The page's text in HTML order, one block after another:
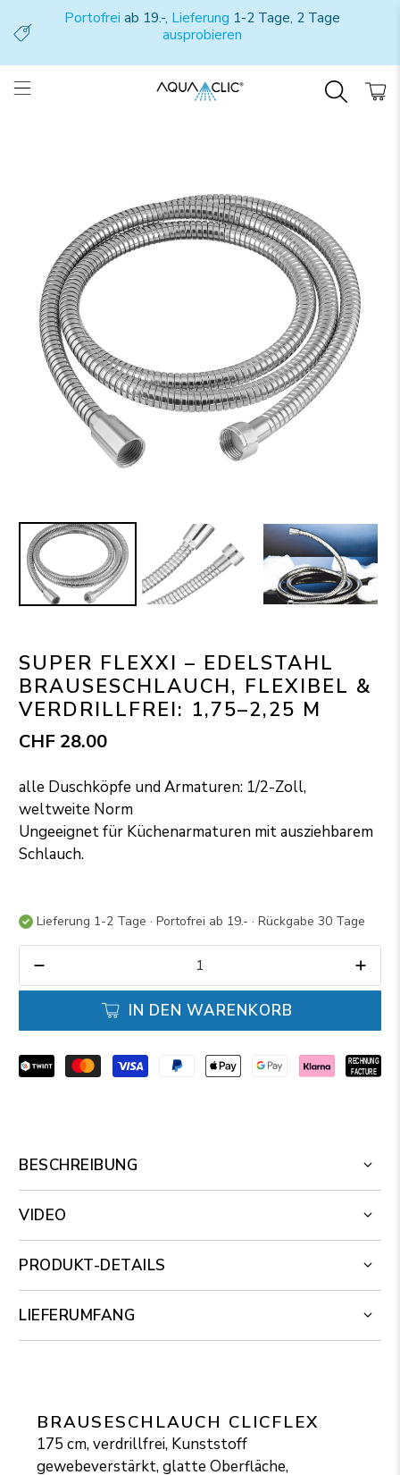
Portofrei ab 19.-, Lieferung 1-2 Tage, 2 Tage
ausprobieren
SUPER FLEXXI – EDELSTAHL
BRAUSESCHLAUCH, FLEXIBEL &
VERDRILLFREI: 1,75–2,25 M
CHF 28.00
alle Duschköpfe und Armaturen: 1/2-Zoll,
weltweite Norm
Ungeeignet für Küchenarmaturen mit ausziehbarem
Schlauch.
Lieferung 1-2 Tage · Portofrei ab 19.- · Rückgabe 30 Tage
IN DEN WARENKORB
BESCHREIBUNG
VIDEO
PRODUKT-DETAILS
LIEFERUMFANG
BRAUSESCHLAUCH CLICFLEX
175 cm, verdrillfrei, Kunststoff
gewebeverstärkt, glatte Oberfläche,